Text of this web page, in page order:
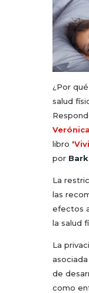
¿Por
salud
libro ‘
por
La
las
efectos
la salud
La
de
como